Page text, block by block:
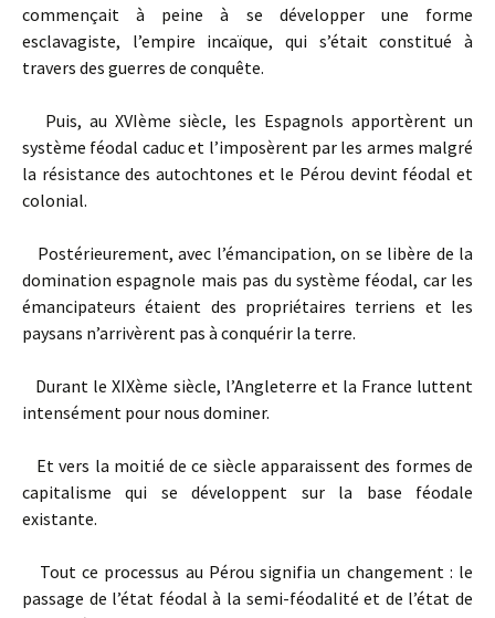
commençait à peine à se développer une forme
esclavagiste, l’empire incaïque, qui s’était constitué à
travers des guerres de conquête.
Puis, au XVIème siècle, les Espagnols apportèrent un
système féodal caduc et l’imposèrent par les armes malgré
la résistance des autochtones et le Pérou devint féodal et
colonial.
Postérieurement, avec l’émancipation, on se libère de la
domination espagnole mais pas du système féodal, car les
émancipateurs étaient des propriétaires terriens et les
paysans n’arrivèrent pas à conquérir la terre.
Durant le XIXème siècle, l’Angleterre et la France luttent
intensément pour nous dominer.
Et vers la moitié de ce siècle apparaissent des formes de
capitalisme qui se développent sur la base féodale
existante.
Tout ce processus au Pérou signifia un changement : le
passage de l’état féodal à la semi-féodalité et de l’état de